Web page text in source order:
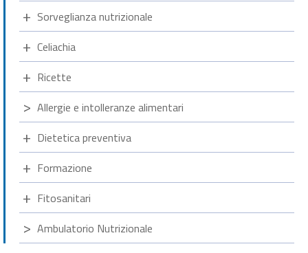
Sorveglianza nutrizionale
Celiachia
Ricette
Allergie e intolleranze alimentari
Dietetica preventiva
Formazione
Fitosanitari
Ambulatorio Nutrizionale